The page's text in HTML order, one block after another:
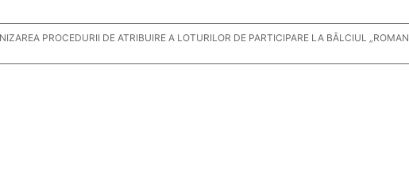
PROCEDURII DE ATRIBUIRE A LOTURILOR DE PARTICIPARE LA BÂLCIUL „ROMAN